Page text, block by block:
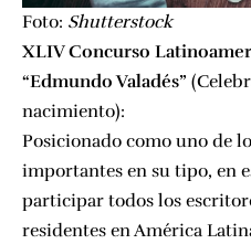
Foto: Shutterstock
XLIV Concurso
“Edmundo Valadés”
nacimiento):
Posicionado como uno de
importantes en su tipo, en
participar todos los
residentes en América